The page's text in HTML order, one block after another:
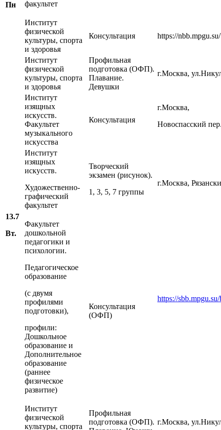
Пн факультет
Институт
физической
культуры, спорта
и здоровья
Консультация https://
13.7
Вт.
Институт
физической
культуры, спорта
и здоровья
Профильная
подготовка (ОФП).
Плавание.
Девушки
г.Москва,
Институт
изящных
искусств.
Факультет
музыкального
искусства
Консультация
г.Москва,
Новоспасский
Институт
изящных
искусств.
Художественно-
графический
факультет
Творческий
экзамен (рисунок).
1, 3, 5, 7 группы
г.Москва,
Факультет
дошкольной
педагогики и
психологии.
Педагогическое
образование
(с двумя
профилями
подготовки),
профили:
Дошкольное
образование и
Дополнительное
образование
(раннее
физическое
развитие)
Консультация
(ОФП)
https://
Институт
физической
культуры, спорта
Профильная
подготовка (ОФП). г.Москва,